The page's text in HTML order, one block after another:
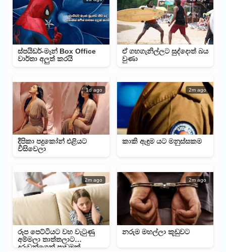
ස්පයිඩර්-මෑන් Box Office
වාර්තා අලුත් කරයි
ඒ ගහගැනිල්ලට සුද්දොත් බය
වුණා
1d ago
දීපිකා පදුකෝන් එළියට
විසිවෙලා
2m ago
කාකි ඇඳුම යට මනුස්සකම
2m ago
රූප පෙට්ටියට වහ වැටුණු
අම්මලා තාත්තලාට
දරුවන්ගෙන් පාඩමක්
2m ago
නරුම මහල්ලා කූඩුවට